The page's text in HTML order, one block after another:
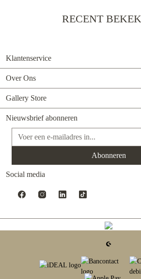
RECENT
Klantenservice
Over Ons
Gallery Store
Nieuwsbrief abonneren
E-mailadres*
Abonneren
Social media